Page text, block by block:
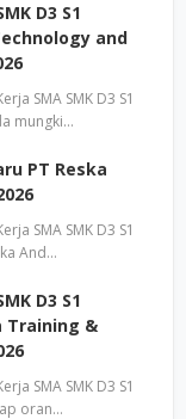
D3 S1
and
SMA SMK D3 S1
mungki…
PT Reska
SMA SMK D3 S1
And…
D3 S1
Training &
SMA SMK D3 S1
oran…